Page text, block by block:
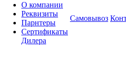
О компании
Реквизиты
Парнтеры
Сертификаты
Дилера
Самовывоз